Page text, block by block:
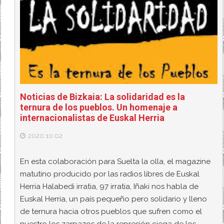
Noticias de Bizkaia: La solidaridad es la
ternura de los pueblos. Un homenaje a
internacionalistas de Euskal Herria
2020.10.02
En esta colaboración para Suelta la olla, el magazine
matutino producido por las radios libres de Euskal
Herria Halabedi irratia, 97 irratia, Iñaki nos habla de
Euskal Herria, un país pequeño pero solidario y lleno
de ternura hacia otros pueblos que sufren como el